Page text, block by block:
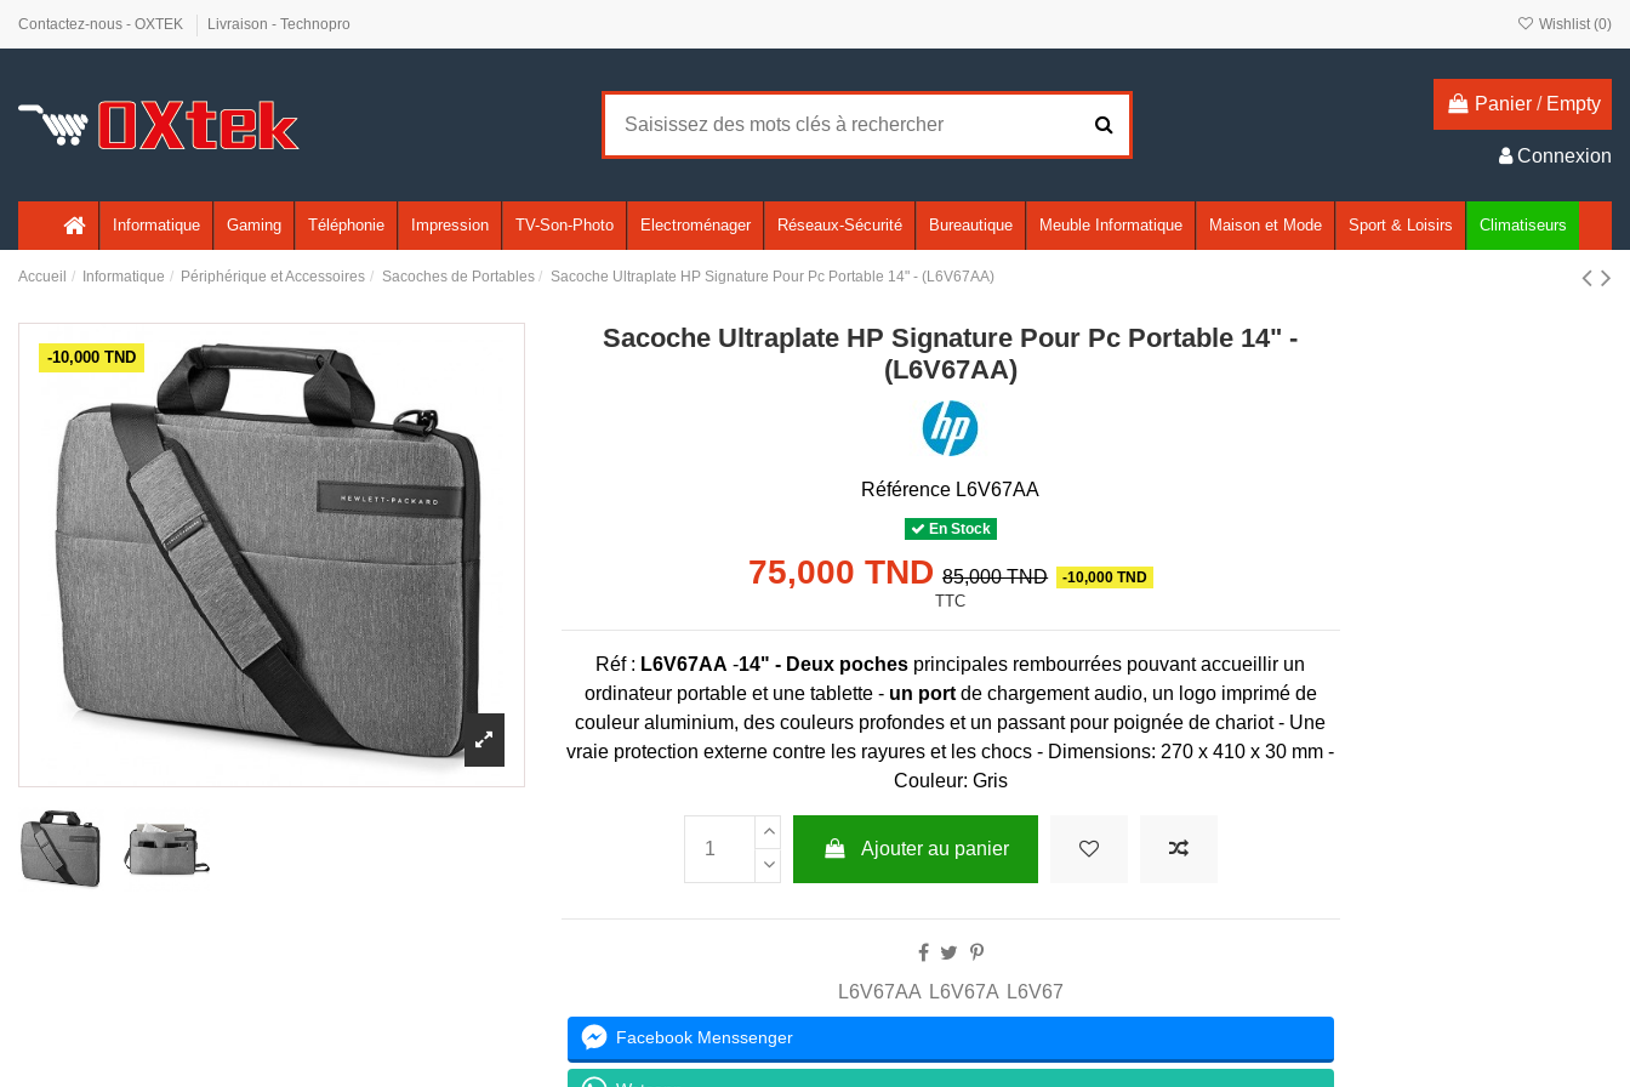
Contactez-nous - OXTEK Livraison - Technopro Wishlist (0)
Panier / Empty
Connexion
Informatique Gaming Téléphonie Impression TV-Son-Photo Electroménager Réseaux-Sécurité Bureautique Meuble Informatique Maison et Mode Sport & Loisirs Climatiseurs
Accueil Informatique Périphérique et Accessoires Sacoches de Portables Sacoche Ultraplate HP Signature Pour Pc Portable 14" - (L6V67AA)
-10,000 TND
Sacoche Ultraplate HP Signature Pour Pc Portable 14" -
(L6V67AA)
Référence L6V67AA
En Stock
75,000 TND 85,000 TND -10,000 TND
TTC
Réf : L6V67AA -14" - Deux poches principales rembourrées pouvant accueillir un
ordinateur portable et une tablette - un portde chargement audio, un logo imprimé de
couleur aluminium, des couleurs profondes et un passant pour poignée de chariot - Une
vraie protection externe contre les rayures et les chocs - Dimensions: 270 x 410 x 30 mm -
Couleur: Gris
Ajouter au panier
L6V67AA L6V67A L6V67
Facebook Menssenger